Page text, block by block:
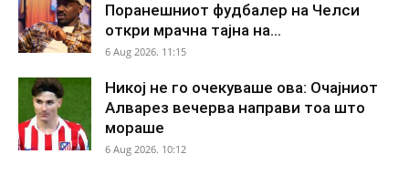
Поранешниот фудбалер на Челси
откри мрачна тајна на...
6 Aug 2026. 11:15
Никој не го очекуваше ова: Очајниот
Алварез вечерва направи тоа што
мораше
6 Aug 2026. 10:12